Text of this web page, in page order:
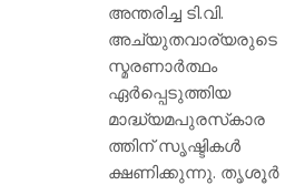
അന്തരിച്ച ടി.വി.
അച്യുതവാര്യരുടെ
സ്മരണാര്‍ത്ഥം
ഏര്‍പ്പെടുത്തിയ
മാദ്ധ്യമപുരസ്‌കാര
ത്തിന് സൃഷ്ടികള്‍
ക്ഷണിക്കുന്നു. തൃശൂര്‍